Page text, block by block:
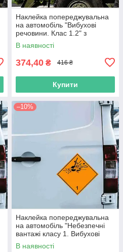
Наклейка попереджувальна
на автомобіль "Вибухові
речовини. Клас 1.2" з
оракалу
В наявності
374,40 ₴ 416 ₴
Купити
–10%
Наклейка попереджувальна
на автомобіль "Небезпечні
вантажі класу 1. Вибухові
речовини" з оракалу
В наявності